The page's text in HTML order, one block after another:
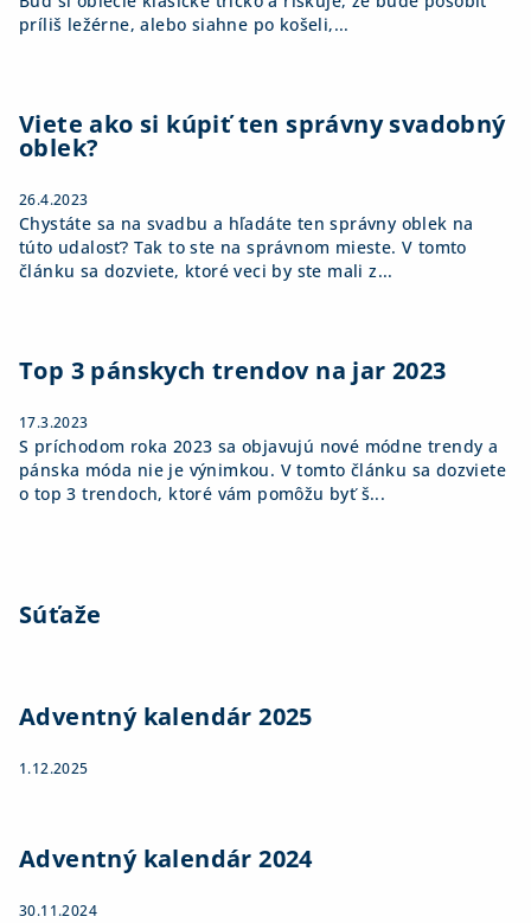
príliš ležérne, alebo siahne po košeli,...
Viete ako si kúpiť ten správny svadobný
oblek?
26.4.2023
Chystáte sa na svadbu a hľadáte ten správny oblek na
túto udalosť? Tak to ste na správnom mieste. V tomto
článku sa dozviete, ktoré veci by ste mali z...
Top 3 pánskych trendov na jar 2023
17.3.2023
S príchodom roka 2023 sa objavujú nové módne trendy a
pánska móda nie je výnimkou. V tomto článku sa dozviete
o top 3 trendoch, ktoré vám pomôžu byť š...
Súťaže
Adventný kalendár 2025
1.12.2025
Adventný kalendár 2024
30.11.2024